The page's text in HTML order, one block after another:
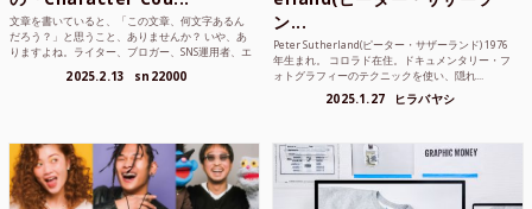
文章を書いていると、「この文章、何文字あるん
だろう？」と思うこと、ありませんか？ いや、あ
りますよね。ライター、ブロガー、SNS運用者、エ
2025.2.13 sn22000
ン...
Peter Sutherland(ピーター・サザーランド) 1976
年生まれ。 コロラド在住。ドキュメンタリー・フ
ォトグラフィーのテクニックを使い、隠れ...
2025.1.27 ヒラバヤシ